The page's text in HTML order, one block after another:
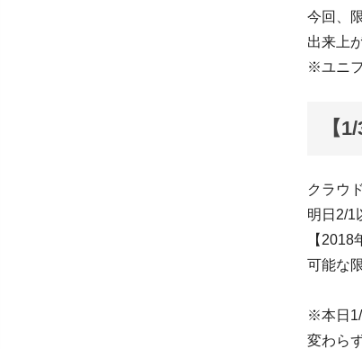
今回、
出来上
※ユニ
【
クラウ
明日2/1
【
可能な
※本日1/
変わら